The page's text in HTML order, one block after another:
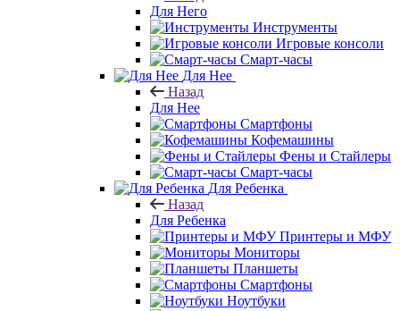
Для Него
Инструменты
Игровые консоли
Смарт-часы
Для Нее
Назад
Для Нее
Смартфоны
Кофемашины
Фены и Стайлеры
Смарт-часы
Для Ребенка
Назад
Для Ребенка
Принтеры и МФУ
Мониторы
Планшеты
Смартфоны
Ноутбуки